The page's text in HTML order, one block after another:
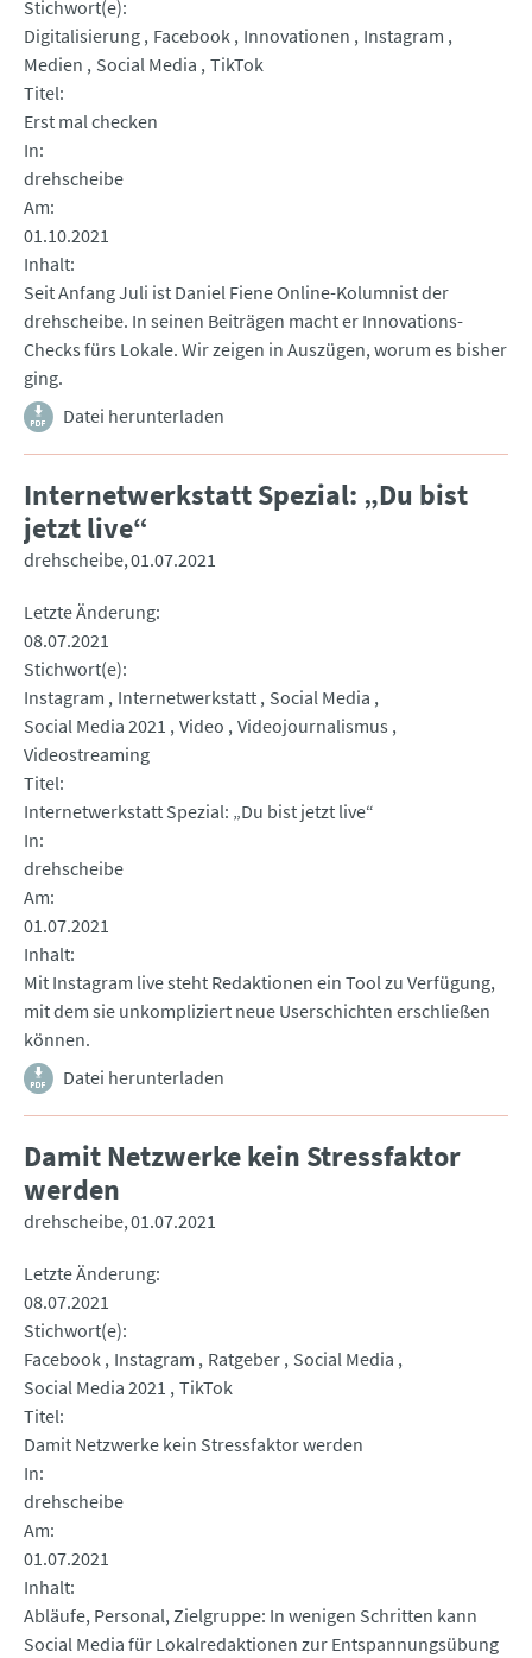
Stichwort(e)
Digitalisierung Facebook Innovationen
Instagram
Medien
Social Media TikTok
Titel
Erst mal checken
In
drehscheibe
Am
01.10.2021
Inhalt
Seit Anfang Juli ist Daniel Fiene Online-Kolumnist der
drehscheibe. In seinen Beiträgen macht er Innovations-
Checks fürs Lokale. Wir zeigen in Auszügen, worum es bisher
ging.
Datei herunterladen
Internetwerkstatt Spezial: „Du bist
jetzt live“
drehscheibe 01.07.2021
Letzte Änderung
08.07.2021
Stichwort(e)
Instagram
Internetwerkstatt Social Media
Social Media 2021 Video Videojournalismus
Videostreaming
Titel
Internetwerkstatt Spezial: „Du bist jetzt live“
In
drehscheibe
Am
01.07.2021
Inhalt
Mit Instagram live steht Redaktionen ein Tool zu Verfügung,
mit dem sie unkompliziert neue Userschichten erschließen
können.
Datei herunterladen
Damit Netzwerke kein Stressfaktor
werden
drehscheibe 01.07.2021
Letzte Änderung
08.07.2021
Stichwort(e)
Facebook Instagram Ratgeber Social Media
Social Media 2021 TikTok
Titel
Damit Netzwerke kein Stressfaktor werden
In
drehscheibe
Am
01.07.2021
Inhalt
Abläufe, Personal, Zielgruppe: In wenigen Schritten kann
Social Media für Lokalredaktionen zur Entspannungsübung